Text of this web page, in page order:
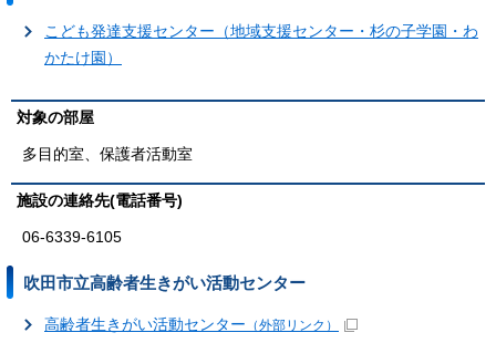
こども発達支援センター（地域支援センター・杉の子学園・わ
かたけ園）
対象の部屋
多目的室、保護者活動室
施設の連絡先(電話番号)
06-6339-6105
吹田市立高齢者生きがい活動センター
高齢者生きがい活動センター （外部リンク）